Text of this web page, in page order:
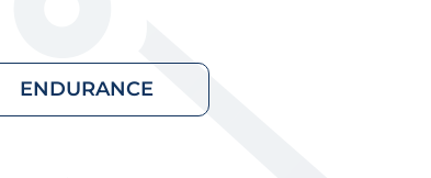
ENDURANCE